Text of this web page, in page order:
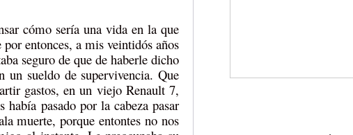
cómo sería una vida en la que
entonces, a mis veintidós años
seguro de que de haberle dicho
sueldo de supervivencia. Que
gastos, en un viejo Renault 7,
pasado por la cabeza pasar
muerte, porque entontes no nos